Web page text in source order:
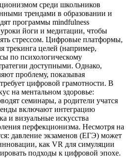
среди школьников
трендами в образовании и
программы mindfulness
йоги и медитации, чтобы
стрессом. Цифровые платформы,
трекинга целей (например,
по психологическому
доступными. Однако,
проблему, показывая
цифровой грамотности. В
на ментальном здоровье:
семинары, а родители учатся
включают интеграцию
и визуальные искусства
перфекционизма. Несмотря на
давление экзаменов (ЕГЭ) может
как VR для симуляции
подходы к цифровой эпохе.